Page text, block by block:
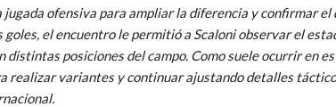
jugada ofensiva para ampliar la diferencia y confirmar
goles, el encuentro le permitió a Scaloni observar el
distintas posiciones del campo. Como suele ocurrir en
realizar variantes y continuar ajustando detalles